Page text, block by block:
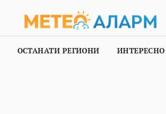
ОСТАНАТИ РЕГИОНИ ИНТЕРЕСНО